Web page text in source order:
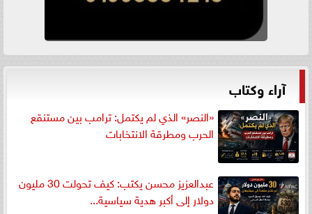
آراء وكتاب
«النصر» الذي لم يكتمل: ترامب بين مستنقع
الحرب ومطرقة الانتخابات
عبدالعزيز محسن يكتب: كيف تحولت 30 مليون
دولار إلى أكبر هدية سياسية...